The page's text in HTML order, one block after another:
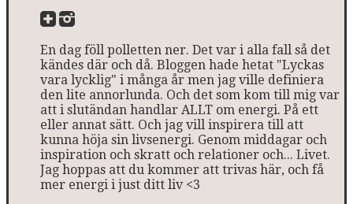
En dag föll polletten ner. Det var i alla fall så det
kändes där och då. Bloggen hade hetat "Lyckas
vara lycklig" i många år men jag ville definiera
den lite annorlunda. Och det som kom till mig var
att i slutändan handlar ALLT om energi. På ett
eller annat sätt. Och jag vill inspirera till att
kunna höja sin livsenergi. Genom middagar och
inspiration och skratt och relationer och... Livet.
Jag hoppas att du kommer att trivas här, och få
mer energi i just ditt liv <3